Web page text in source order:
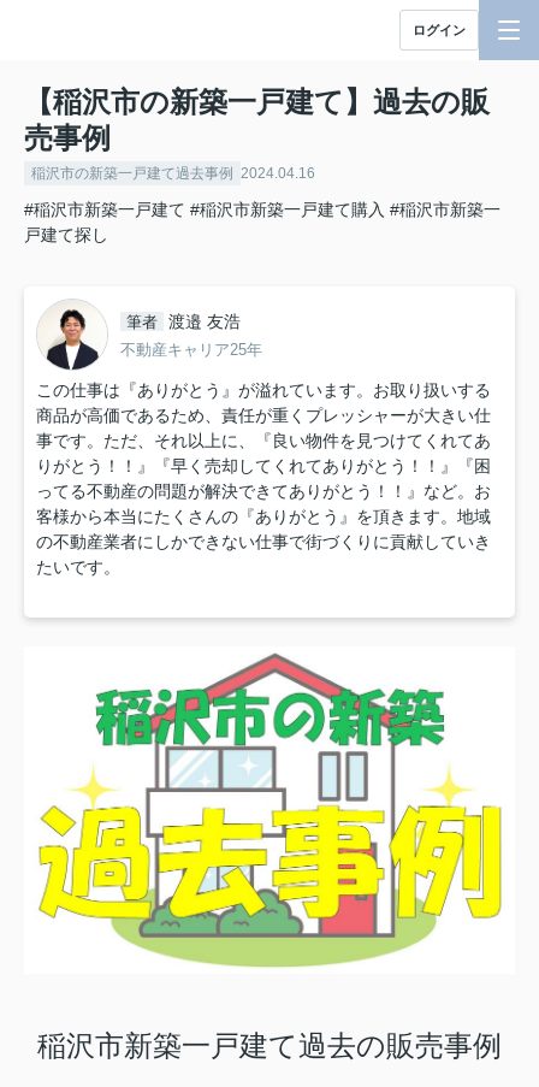
ログイン
【稲沢市の新築一戸建て】過去の販
売事例
稲沢市の新築一戸建て過去事例 2024.04.16
#稲沢市新築一戸建て #稲沢市新築一戸建て購入 #稲沢市新築一
戸建て探し
筆者 渡邉 友浩
不動産キャリア25年
この仕事は『ありがとう』が溢れています。お取り扱いする
商品が高価であるため、責任が重くプレッシャーが大きい仕
事です。ただ、それ以上に、『良い物件を見つけてくれてあ
りがとう！！』『早く売却してくれてありがとう！！』『困
ってる不動産の問題が解決できてありがとう！！』など。お
客様から本当にたくさんの『ありがとう』を頂きます。地域
の不動産業者にしかできない仕事で街づくりに貢献していき
たいです。
稲沢市新築一戸建て過去の販売事例